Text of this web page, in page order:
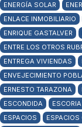
ENERGÍA SOLAR
ENLACE INMOBILIARIO
ENRIQUE GASTALVER
ENTRE LOS OTROS
ENTREGA VIVIENDAS
ENVEJECIMIENTO
ERNESTO TARAZONA
ESCONDIDA
ESPACIOS
ESPACIOS